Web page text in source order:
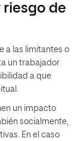
riesgo de
a las limitantes o
un trabajador
a que
un impacto
socialmente,
En el caso